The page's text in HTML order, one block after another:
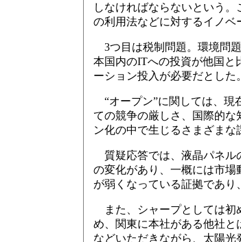
しなければならないという
の利用法などに対するイノベ
3つ目は税制問題。環境問
本国内のITへの投資が他国と
ーション投入が必要だとした。
“オープン”に関しては、現
ての競争の厳しさ、国際的
ン化の中で生じるさまざまな
質疑応答では、液晶パネル
の変化があり、一概には市
が弱くなっている証拠であり
また、シャープとしては初
め、関東に本社がある他社
などいただきながら、太陽光